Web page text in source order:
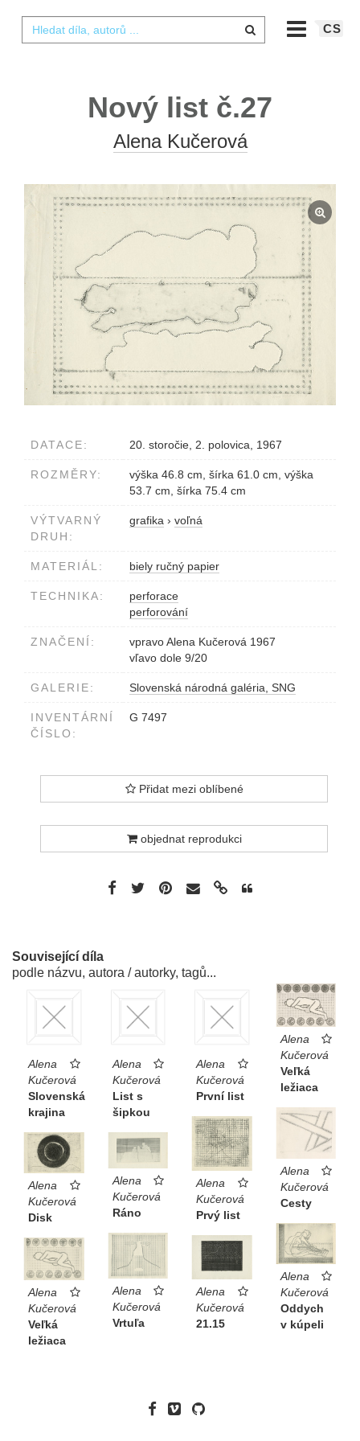
CS
Nový list č.27
Alena Kučerová
DATACE: 20. storočie, 2. polovica, 1967
ROZMĚRY:
výška 46.8 cm, šírka 61.0 cm, výška
53.7 cm, šírka 75.4 cm
VÝTVARNÝ
DRUH:
grafika › voľná
MATERIÁL: biely ručný papier
TECHNIKA:
perforace
perforování
ZNAČENÍ:
vpravo Alena Kučerová 1967
vľavo dole 9/20
GALERIE: Slovenská národná galéria, SNG
INVENTÁRNÍ
ČÍSLO:
G 7497
Přidat mezi oblíbené
objednat reprodukci
Související díla
podle názvu, autora / autorky, tagů...
Alena
Kučerová
Slovenská
krajina
Alena
Kučerová
List s
šipkou
Alena
Kučerová
První list
Alena
Kučerová
Veľká
ležiaca
Alena
Kučerová
Cesty
Alena
Kučerová
Prvý list
Alena
Kučerová
Disk
Alena
Kučerová
Ráno
Alena
Kučerová
Oddych
v kúpeli
Alena
Kučerová
Vrtuľa
Alena
Kučerová
21.15
Alena
Kučerová
Veľká
ležiaca